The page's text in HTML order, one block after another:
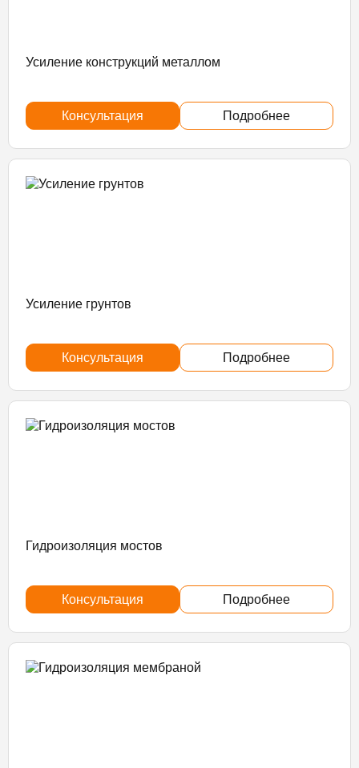
Усиление конструкций металлом
Консультация Подробнее
Усиление грунтов
Консультация Подробнее
Гидроизоляция мостов
Консультация Подробнее